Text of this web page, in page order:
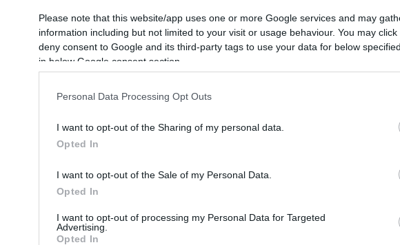
Please note that this website/app uses one or more Google services and may
information including but not limited to your visit or usage behaviour. You may
deny consent to Google and its third-party tags to use your data for below
in below Google consent section.
Personal Data Processing Opt Outs
I want to opt-out of the Sharing of my personal data.
Opted In
I want to opt-out of the Sale of my Personal Data.
Opted In
I want to opt-out of processing my Personal Data for Targeted
Advertising.
Opted In